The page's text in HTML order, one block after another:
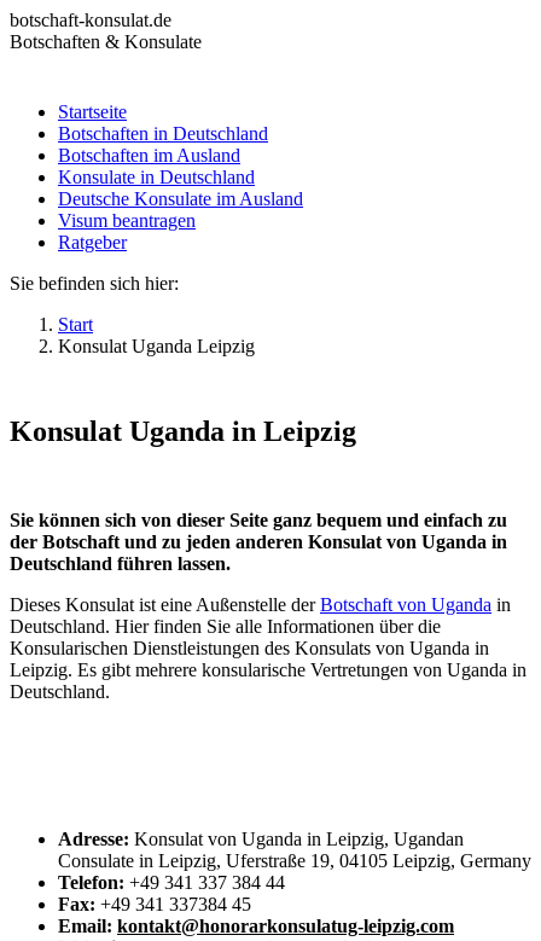
Zum
Inhalt
botschaft-konsulat.de
Botschaften & Konsulate
Startseite
Botschaften in Deutschland
Botschaften im Ausland
Konsulate in Deutschland
Deutsche Konsulate im Ausland
Visum beantragen
Ratgeber
Startseite
Botschaften in Deutschland
Botschaften im Ausland
Konsulate in Deutschland
Deutsche Konsulate im Ausland
Visum beantragen
Ratgeber
Sie befinden sich hier:
Start
Konsulat Uganda Leipzig
Konsulat Uganda in Leipzig
Sie können sich von dieser Seite ganz bequem und einfach zu
der Botschaft und zu jeden anderen Konsulat von Uganda in
Deutschland führen lassen.
Dieses Konsulat ist eine Außenstelle derBotschaft von Uganda in
Deutschland. Hier finden Sie alle Informationen über die
Konsularischen Dienstleistungen des Konsulats von Uganda in
Leipzig. Es gibt mehrere konsularische Vertretungen von Uganda in
Deutschland.
Adresse: Konsulat von Uganda in Leipzig, Ugandan
Consulate in Leipzig, Uferstraße 19, 04105 Leipzig, Germany
Telefon: +49 341 337 384 44
Fax: +49 341 337384 45
Email: kontakt@honorarkonsulatug-leipzig.com